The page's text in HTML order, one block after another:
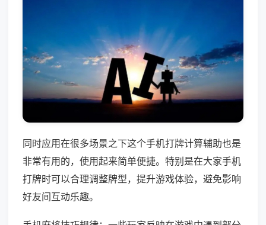
同时应用在很多场景之下这个手机打牌计算辅助也是
非常有用的，使用起来简单便捷。特别是在大家手机
打牌时可以合理调整牌型，提升游戏体验，避免影响
好友间互动乐趣。